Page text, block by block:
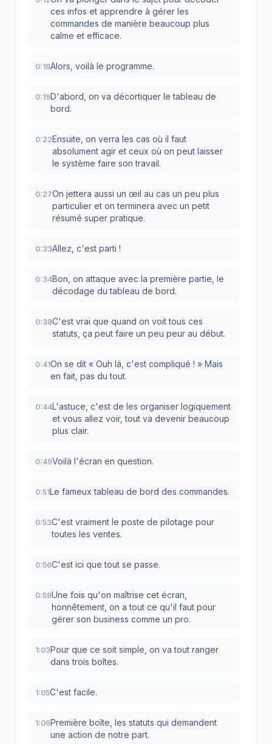
ces infos et apprendre à gérer les
commandes de manière beaucoup plus
calme et efficace.
0:18Alors, voilà le programme.
0:19D'abord, on va décortiquer le tableau de
bord.
0:22Ensuite, on verra les cas où il faut
absolument agir et ceux où on peut laisser
le système faire son travail.
0:27On jettera aussi un œil au cas un peu plus
particulier et on terminera avec un petit
résumé super pratique.
0:33Allez, c'est parti !
0:34Bon, on attaque avec la première partie, le
décodage du tableau de bord.
0:38C'est vrai que quand on voit tous ces
statuts, ça peut faire un peu peur au début.
0:41On se dit « Ouh là, c'est compliqué ! » Mais
en fait, pas du tout.
0:44L'astuce, c'est de les organiser logiquement
et vous allez voir, tout va devenir beaucoup
plus clair.
0:49Voilà l'écran en question.
0:51Le fameux tableau de bord des commandes.
0:53C'est vraiment le poste de pilotage pour
toutes les ventes.
0:56C'est ici que tout se passe.
0:58Une fois qu'on maîtrise cet écran,
honnêtement, on a tout ce qu'il faut pour
gérer son business comme un pro.
1:03Pour que ce soit simple, on va tout ranger
dans trois boîtes.
1:05C'est facile.
1:06Première boîte, les statuts qui demandent
une action de notre part.